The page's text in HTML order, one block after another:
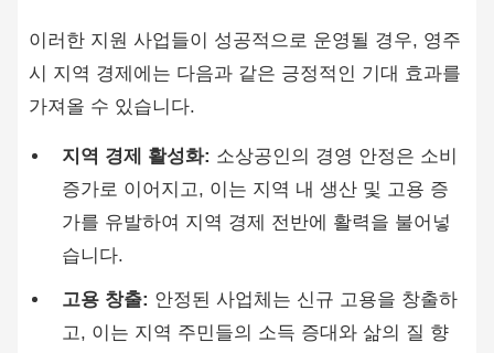
이러한 지원 사업들이 성공적으로 운영될 경우, 영주
시 지역 경제에는 다음과 같은 긍정적인 기대 효과를
가져올 수 있습니다.
지역 경제 활성화: 소상공인의 경영 안정은 소비
증가로 이어지고, 이는 지역 내 생산 및 고용 증
가를 유발하여 지역 경제 전반에 활력을 불어넣
습니다.
고용 창출: 안정된 사업체는 신규 고용을 창출하
고, 이는 지역 주민들의 소득 증대와 삶의 질 향